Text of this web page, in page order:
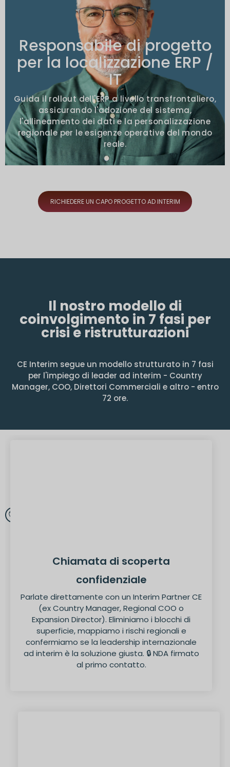
Responsabile di progetto
per la localizzazione ERP /
IT
Guida il rollout dell'ERP a livello transfrontaliero,
assicurando l'adozione del sistema,
l'allineamento dei dati e la personalizzazione
regionale per le esigenze operative del mondo
reale.
Mandati tipici
ERP in stallo in uno o più paesi
Cruscotti KPI non collegati
Contrordine a livello locale o formazione
RICHIEDERE UN CAPO PROGETTO AD INTERIM
Il nostro modello di
coinvolgimento in 7 fasi per
crisi e ristrutturazioni
CE Interim segue un modello strutturato in 7 fasi
per l'impiego di leader ad interim - Country
Manager, COO, Direttori Commerciali e altro - entro
72 ore.
Chiamata di scoperta
confidenziale
Parlate direttamente con un Interim Partner CE
(ex Country Manager, Regional COO o
Expansion Director). Eliminiamo i blocchi di
superficie, mappiamo i rischi regionali e
confermiamo se la leadership internazionale
ad interim è la soluzione giusta. 🔒 NDA firmato
al primo contatto.